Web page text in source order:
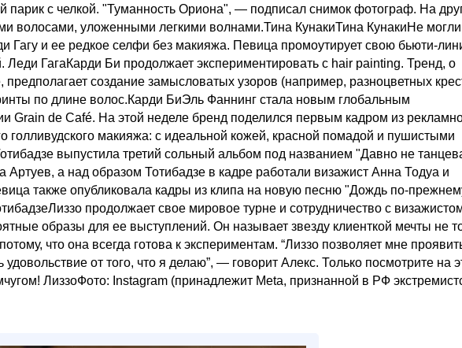
парик с челкой. "Туманность Ориона", — подписал снимок фотограф. На
волосами, уложенными легкими волнами.Тина КунакиТина КунакиНе
Гагу и ее редкое селфи без макияжа. Певица промоутирует свою бьюти-
Леди ГагаКарди Би продолжает экспериментировать с hair painting. Тренд, о
создание замысловатых узоров (например, разноцветных
по длине волос.Карди БиЭль Фаннинг стала новым глобальным
Grain de Café. На этой неделе бренд поделился первым кадром из
голливудского макияжа: с идеальной кожей, красной помадой и пушистыми
выпустила третий сольный альбом под названием "Давно не
а над образом Тотибадзе в кадре работали визажист Анна Тодуа и
также опубликовала кадры из клипа на новую песню "Дождь по-
продолжает свое мировое турне и сотрудничество с
образы для ее выступлений. Он называет звезду клиенткой мечты не
что она всегда готова к экспериментам. “Лиззо позволяет мне
от того, что я делаю”, — говорит Алекс. Только посмотрите на
ЛиззоФото: Instagram (принадлежит Meta, признанной в РФ